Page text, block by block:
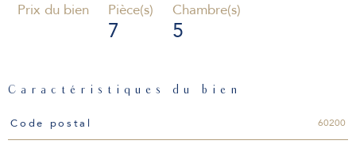
Prix du bien Pièce(s)
7
Chambre(s)
5
Caractéristiques du bien
Caractéristiques Valeurs
Code postal 60200